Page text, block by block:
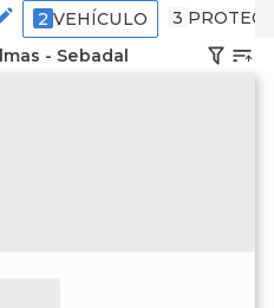
2 VEHÍCULO 3
- Sebadal